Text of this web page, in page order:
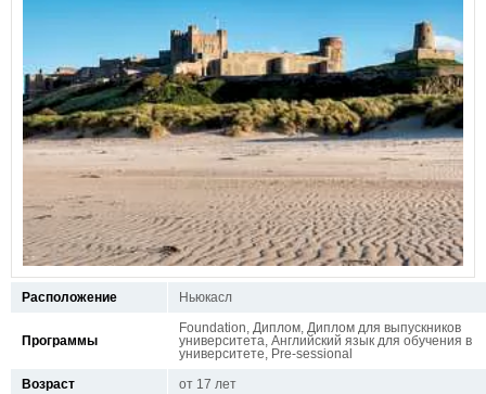
Расположение Ньюкасл
Программы
Foundation, Диплом, Диплом для выпускников
университета, Английский язык для обучения в
университете, Pre-sessional
Возраст
от 17 лет